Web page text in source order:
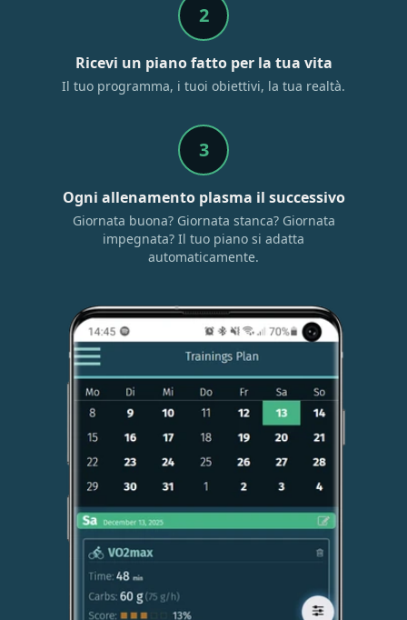
2
Ricevi un piano fatto per la tua vita
Il tuo programma, i tuoi obiettivi, la tua realtà.
3
Ogni allenamento plasma il successivo
Giornata buona? Giornata stanca? Giornata
impegnata? Il tuo piano si adatta
automaticamente.